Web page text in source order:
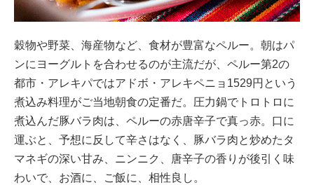
穀物や野菜、海産物など、食材が豊富なペルー。朝はパ
ンにヨーグルトを合わせるのが主流だが、ペルー第2の
都市・アレキパではアドボ・アレキペニョ1529円という
煮込み料理がご当地朝食の定番だ。圧力鍋でトロトロに
煮込んだ豚バラ肉は、ペルーの赤唐辛子で真っ赤。口に
運ぶと、予想に反して辛さはなく、豚バラ肉と炒めたタ
マネギの深い甘み、ニンニク、唐辛子の香りが後引く味
わいで、お酒に、ご飯に、相性良し。